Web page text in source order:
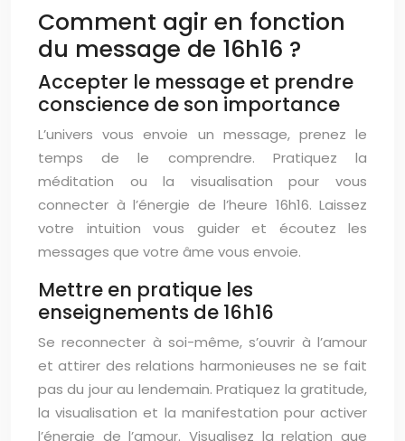
Comment agir en fonction
du message de 16h16 ?
Accepter le message et prendre
conscience de son importance
L’univers vous envoie un message, prenez le
temps de le comprendre. Pratiquez la
méditation ou la visualisation pour vous
connecter à l’énergie de l’heure 16h16. Laissez
votre intuition vous guider et écoutez les
messages que votre âme vous envoie.
Mettre en pratique les
enseignements de 16h16
Se reconnecter à soi-même, s’ouvrir à l’amour
et attirer des relations harmonieuses ne se fait
pas du jour au lendemain. Pratiquez la gratitude,
la visualisation et la manifestation pour activer
l’énergie de l’amour. Visualisez la relation que